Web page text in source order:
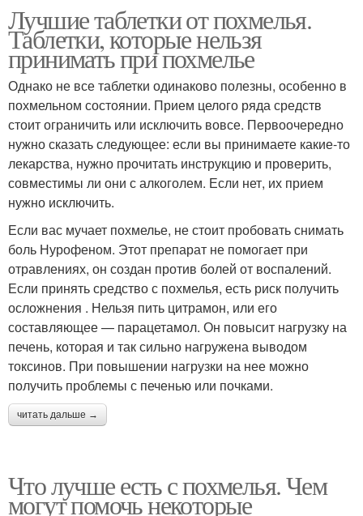
Лучшие таблетки от похмелья.
Таблетки, которые нельзя
принимать при похмелье
Однако не все таблетки одинаково полезны, особенно в
похмельном состоянии. Прием целого ряда средств
стоит ограничить или исключить вовсе. Первоочередно
нужно сказать следующее: если вы принимаете какие-то
лекарства, нужно прочитать инструкцию и проверить,
совместимы ли они с алкоголем. Если нет, их прием
нужно исключить.
Если вас мучает похмелье, не стоит пробовать снимать
боль Нурофеном. Этот препарат не помогает при
отравлениях, он создан против болей от воспалений.
Если принять средство с похмелья, есть риск получить
осложнения . Нельзя пить цитрамон, или его
составляющее — парацетамол. Он повысит нагрузку на
печень, которая и так сильно нагружена выводом
токсинов. При повышении нагрузки на нее можно
получить проблемы с печенью или почками.
читать дальше →
Что лучше есть с похмелья. Чем
могут помочь некоторые